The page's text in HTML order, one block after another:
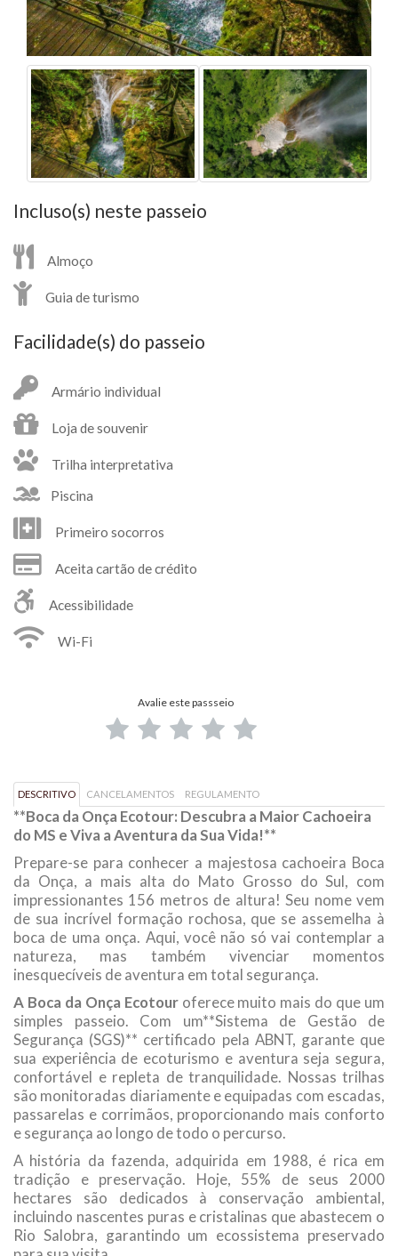
Incluso(s) neste passeio
Almoço
Guia de turismo
Facilidade(s) do passeio
Armário individual
Loja de souvenir
Trilha interpretativa
Piscina
Primeiro socorros
Aceita cartão de crédito
Acessibilidade
Wi-Fi
Avalie este passseio
DESCRITIVO CANCELAMENTOS REGULAMENTO
**Boca da Onça Ecotour: Descubra a Maior Cachoeira
do MS e Viva a Aventura da Sua Vida!**
Prepare-se para conhecer a majestosa cachoeira Boca
da Onça, a mais alta do Mato Grosso do Sul, com
impressionantes 156 metros de altura! Seu nome vem
de sua incrível formação rochosa, que se assemelha à
boca de uma onça. Aqui, você não só vai contemplar a
natureza, mas também vivenciar momentos
inesquecíveis de aventura em total segurança.
A Boca da Onça Ecotouroferece muito mais do que um
simples passeio. Com um**Sistema de Gestão de
Segurança (SGS)** certificado pela ABNT, garante que
sua experiência de ecoturismo e aventura seja segura,
confortável e repleta de tranquilidade. Nossas trilhas
são monitoradas diariamente e equipadas com escadas,
passarelas e corrimãos, proporcionando mais conforto
e segurança ao longo de todo o percurso.
A história da fazenda, adquirida em 1988, é rica em
tradição e preservação. Hoje, 55% de seus 2000
hectares são dedicados à conservação ambiental,
incluindo nascentes puras e cristalinas que abastecem o
Rio Salobra, garantindo um ecossistema preservado